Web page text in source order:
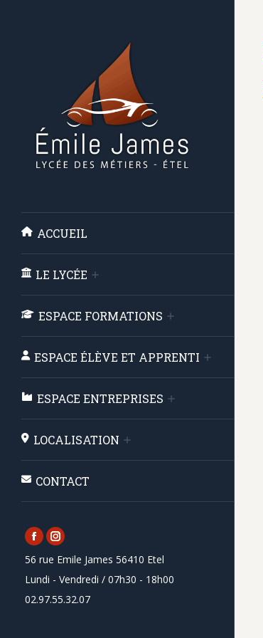
ACCUEIL
LE LYCÉE
ESPACE FORMATIONS
ESPACE ÉLÈVE ET APPRENTI
ESPACE ENTREPRISES
LOCALISATION
CONTACT
Facebook
page
opens
in
Instagram
page
opens
in
56 rue Emile James 56410 Etel
Lundi - Vendredi / 07h30 - 18h00
02.97.55.32.07